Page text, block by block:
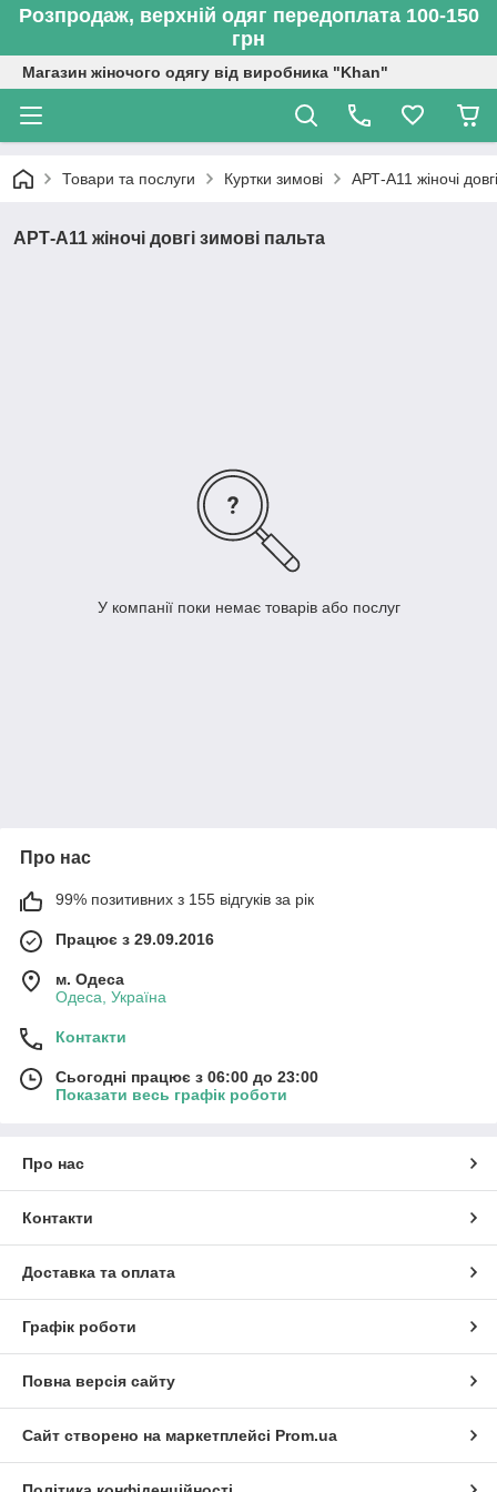
Розпродаж, верхній одяг передоплата 100-150
грн
Магазин жіночого одягу від виробника "Khan"
Товари та послуги Куртки зимові АРТ-А11 жіночі
АРТ-А11 жіночі довгі зимові пальта
У компанії поки немає товарів або послуг
Про нас
99% позитивних з 155 відгуків за рік
Працює з 29.09.2016
м. Одеса
Одеса, Україна
Контакти
Сьогодні працює з 06:00 до 23:00
Показати весь графік роботи
Про нас
Контакти
Доставка та оплата
Графік роботи
Повна версія сайту
Сайт створено на маркетплейсі Prom.ua